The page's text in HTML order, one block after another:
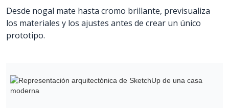
Desde nogal mate hasta cromo brillante, previsualiza
los materiales y los ajustes antes de crear un único
prototipo.